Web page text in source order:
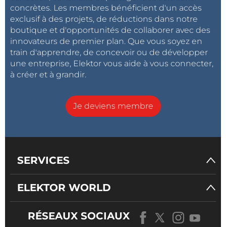
concrètes. Les membres bénéficient d'un accès
exclusif à des projets, de réductions dans notre
boutique et d'opportunités de collaborer avec des
innovateurs de premier plan. Que vous soyez en
train d'apprendre, de concevoir ou de développer
une entreprise, Elektor vous aide à vous connecter,
à créer et à grandir.
Je deviens membre
SERVICES
ELEKTOR WORLD
RÉSEAUX SOCIAUX